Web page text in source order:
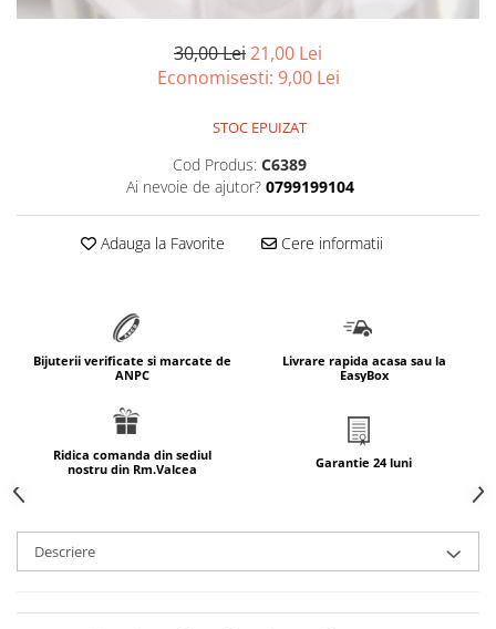
marimea 56
marimea 63
marimea 64
marimea 68
SETURI ARGINT
marime reglabila
marimea 49
marimea 50
marimea 51
marimea 52
marimea 53
30,00 Lei21,00 Lei
Economisesti: 9,00 Lei
STOC EPUIZAT
Cod Produs: C6389
Ai nevoie de ajutor? 0799199104
Adauga la Favorite Cere informatii
Bijuterii verificate si marcate de
ANPC
Livrare rapida acasa sau la
EasyBox
Ridica comanda din sediul
nostru din Rm.Valcea
Garantie 24 luni
Descriere